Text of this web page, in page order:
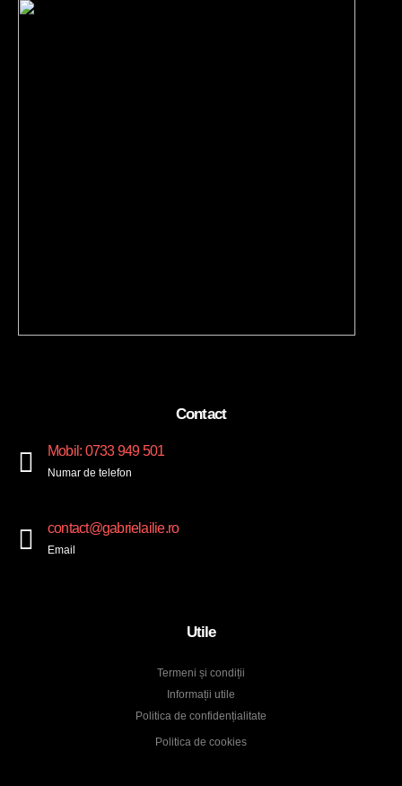
Contact
Mobil: 0733 949 501
Numar de telefon
contact@gabrielailie.ro
Email
Utile
Termeni și condiții
Informații utile
Politica de confidențialitate
Politica de cookies